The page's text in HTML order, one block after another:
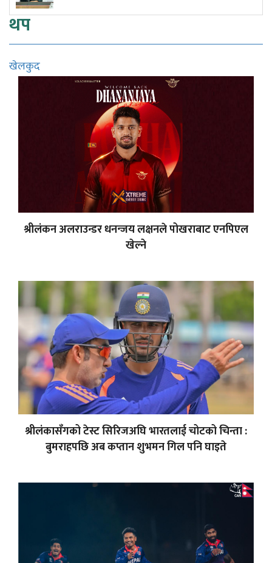
थप
खेलकुद
श्रीलंकन अलराउन्डर धनन्जय लक्षनले पोखराबाट एनपिएल
खेल्ने
श्रीलंकासँगको टेस्ट सिरिजअघि भारतलाई चोटको चिन्ता :
बुमराहपछि अब कप्तान शुभमन गिल पनि घाइते